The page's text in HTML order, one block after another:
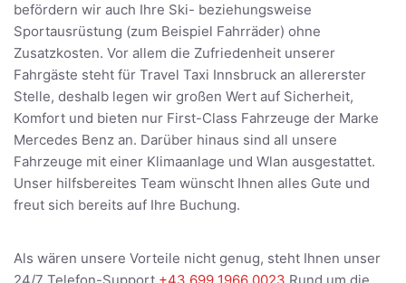
befördern wir auch Ihre Ski- beziehungsweise
Sportausrüstung (zum Beispiel Fahrräder) ohne
Zusatzkosten. Vor allem die Zufriedenheit unserer
Fahrgäste steht für Travel Taxi Innsbruck an allererster
Stelle, deshalb legen wir großen Wert auf Sicherheit,
Komfort und bieten nur First-Class Fahrzeuge der Marke
Mercedes Benz an. Darüber hinaus sind all unsere
Fahrzeuge mit einer Klimaanlage und Wlan ausgestattet.
Unser hilfsbereites Team wünscht Ihnen alles Gute und
freut sich bereits auf Ihre Buchung.
Als wären unsere Vorteile nicht genug, steht Ihnen unser